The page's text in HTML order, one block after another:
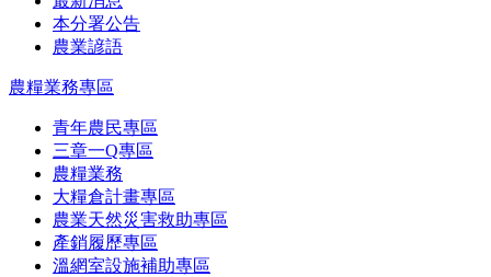
本分署公告
農業諺語
農糧業務專區
青年農民專區
三章一Q專區
農糧業務
大糧倉計畫專區
農業天然災害救助專區
產銷履歷專區
溫網室設施補助專區